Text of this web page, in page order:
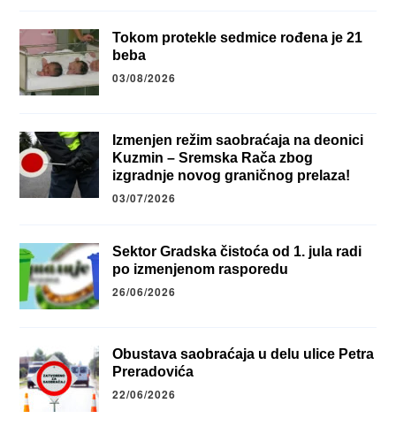
Tokom protekle sedmice rođena je 21
beba
03/08/2026
Izmenjen režim saobraćaja na deonici
Kuzmin – Sremska Rača zbog
izgradnje novog graničnog prelaza!
03/07/2026
Sektor Gradska čistoća od 1. jula radi
po izmenjenom rasporedu
26/06/2026
Obustava saobraćaja u delu ulice Petra
Preradovića
22/06/2026